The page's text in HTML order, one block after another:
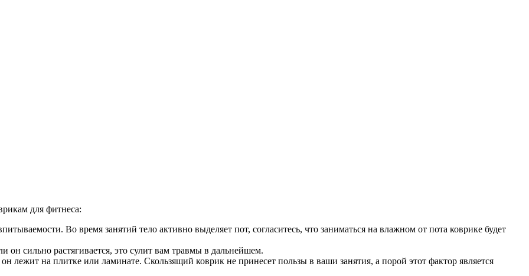
для фитнеса:
Во время занятий тело активно выделяет пот, согласитесь, что заниматься на влажном от пота коврике будет
он сильно растягивается, это сулит вам травмы в дальнейшем.
лежит на плитке или ламинате. Скользящий коврик не принесет пользы в ваши занятия, а порой этот фактор является